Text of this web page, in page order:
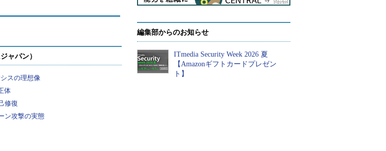
編集部からのお知らせ
ITmedia Security Week 2026 夏
【Amazonギフトカードプレゼン
ト】